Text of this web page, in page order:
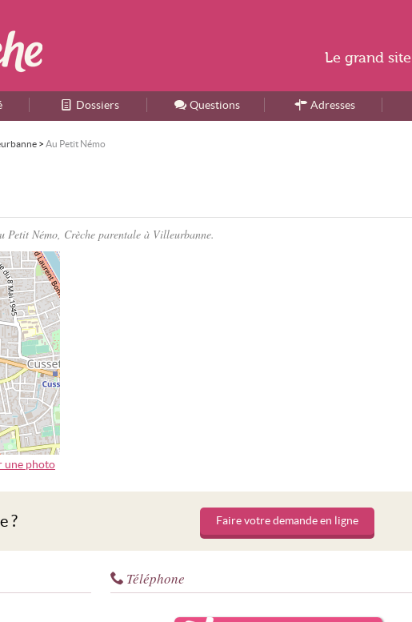
Accueil
Dossiers Questions Adresses
> Au Petit Némo
Petit Némo, Crèche parentale à Villeurbanne.
une photo
? Faire votre demande en ligne
Téléphone
Le grand site